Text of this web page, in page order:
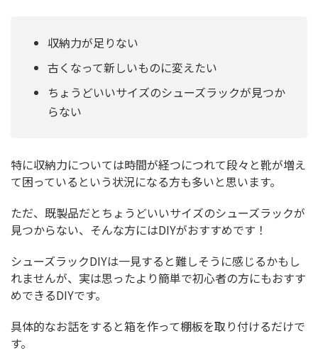
収納力が足りない
古くなって新しいものに変えたい
ちょうどいいサイズのシューズラックが見つか
らない
特に収納力については時間が経つにつれて段々と靴が増え
て困っているという状況になる方も多いと思います。
ただ、既製品だとちょうどいいサイズのシューズラックが
見つからない、そんな方にはDIYがおすすめです！
シューズラックDIYは一見すると難しそうに感じるかもし
れませんが、実は思ったより簡単で初心者の方にもおすす
めできるDIYです。
具体的なお話をすると箱を作って棚板を取り付けるだけで
す。